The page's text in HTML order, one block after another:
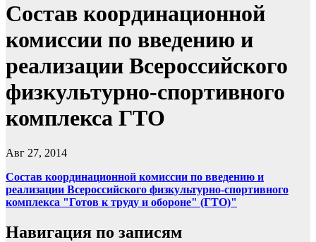
Состав координационной
комиссии по введению и
реализации Всероссийского
физкультурно-спортивного
комплекса ГТО
Авг 27, 2014
Состав координационной комиссии по введению и
реализации Всероссийского физкультурно-спортивного
комплекса "Готов к труду и обороне" (ГТО)"
Навигация по записям